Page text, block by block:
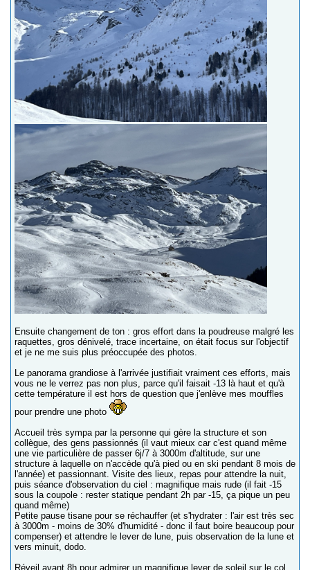
Ensuite changement de ton : gros effort dans la poudreuse malgré les
raquettes, gros dénivelé, trace incertaine, on était focus sur l'objectif
et je ne me suis plus préoccupée des photos.
Le panorama grandiose à l'arrivée justifiait vraiment ces efforts, mais
vous ne le verrez pas non plus, parce qu'il faisait -13 là haut et qu'à
cette température il est hors de question que j'enlève mes mouffles
pour prendre une photo
Accueil très sympa par la personne qui gère la structure et son
collègue, des gens passionnés (il vaut mieux car c'est quand même
une vie particulière de passer 6j/7 à 3000m d'altitude, sur une
structure à laquelle on n'accède qu'à pied ou en ski pendant 8 mois de
l'année) et passionnant. Visite des lieux, repas pour attendre la nuit,
puis séance d'observation du ciel : magnifique mais rude (il fait -15
sous la coupole : rester statique pendant 2h par -15, ça pique un peu
quand même)
Petite pause tisane pour se réchauffer (et s'hydrater : l'air est très sec
à 3000m - moins de 30% d'humidité - donc il faut boire beaucoup pour
compenser) et attendre le lever de lune, puis observation de la lune et
vers minuit, dodo.
Réveil avant 8h pour admirer un magnifique lever de soleil sur le col